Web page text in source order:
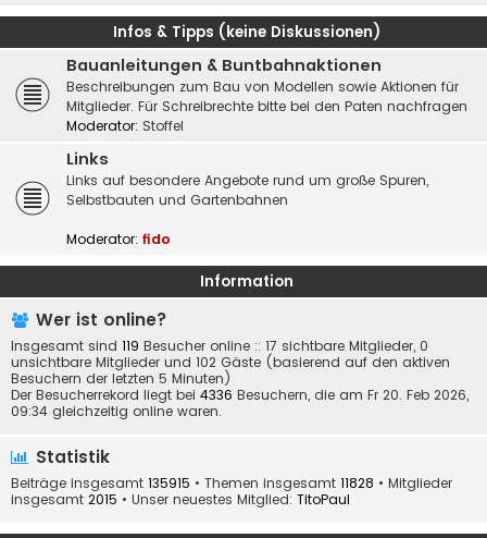
Infos & Tipps (keine Diskussionen)
Bauanleitungen & Buntbahnaktionen
Beschreibungen zum Bau von Modellen sowie Aktionen für
Mitglieder. Für Schreibrechte bitte bei den Paten nachfragen
Moderator: Stoffel
Links
Links auf besondere Angebote rund um große Spuren,
Selbstbauten und Gartenbahnen
Moderator: fido
Information
Wer ist online?
Insgesamt sind 119 Besucher online :: 17 sichtbare Mitglieder, 0
unsichtbare Mitglieder und 102 Gäste (basierend auf den aktiven
Besuchern der letzten 5 Minuten)
Der Besucherrekord liegt bei 4336 Besuchern, die am Fr 20. Feb 2026,
09:34 gleichzeitig online waren.
Statistik
Beiträge insgesamt 135915 • Themen insgesamt 11828 • Mitglieder
insgesamt 2015 • Unser neuestes Mitglied: TitoPaul